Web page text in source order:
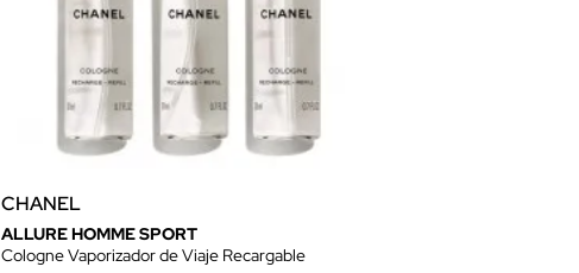
CHANEL
ALLURE HOMME SPORT
Cologne Vaporizador de Viaje Recargable